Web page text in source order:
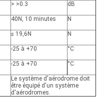
> >0.3 dB
40N, 10 minutes N
≤ 19,6N N
-25 à +70 °C
-25 à +70 °C
Le système d'aérodrome doit
être équipé d'un système
d'aérodromes.